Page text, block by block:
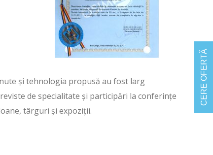
și tehnologia propusă au fost larg
de specialitate și participări la conferințe
târguri și expoziții.
CERE OFERTĂ